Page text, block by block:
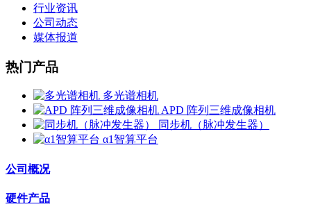
行业资讯
公司动态
媒体报道
热门产品
多光谱相机
APD 阵列三维成像相机
同步机（脉冲发生器）
α1智算平台
公司概况
硬件产品